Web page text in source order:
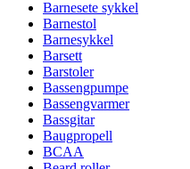
Barnesete sykkel
Barnestol
Barnesykkel
Barsett
Barstoler
Bassengpumpe
Bassengvarmer
Bassgitar
Baugpropell
BCAA